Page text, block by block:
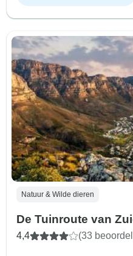
Natuur & Wilde dieren
De Tuinroute van
4,4 (33